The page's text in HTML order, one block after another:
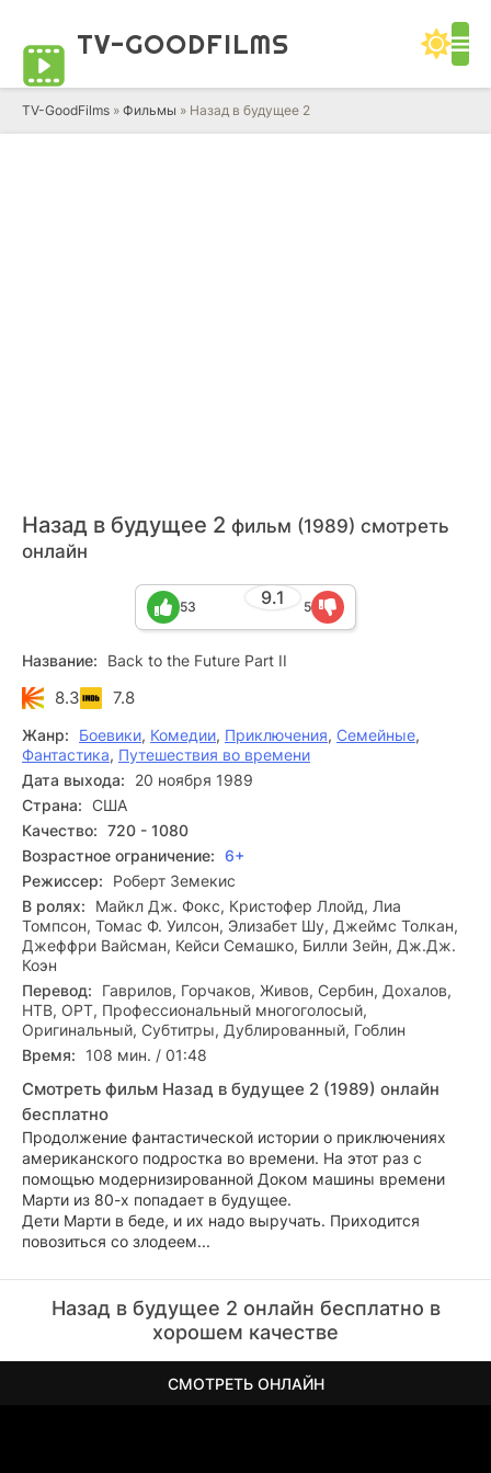
TV-GOODFILMS
TV-GoodFilms » Фильмы » Назад в будущее 2
Назад в будущее 2 фильм (1989) смотреть
онлайн
9.1
53 5
Название: Back to the Future Part II
8.3 7.8
Жанр: Боевики, Комедии, Приключения, Семейные,
Фантастика, Путешествия во времени
Дата выхода:
20 ноября 1989
Страна: США
Качество: 720 - 1080
Возрастное ограничение: 6+
Режиссер:
Роберт Земекис
В ролях:
Майкл Дж. Фокс, Кристофер Ллойд, Лиа
Томпсон, Томас Ф. Уилсон, Элизабет Шу, Джеймс Толкан,
Джеффри Вайсман, Кейси Семашко, Билли Зейн, Дж.Дж.
Коэн
Перевод:
Гаврилов, Горчаков, Живов, Сербин, Дохалов,
НТВ, ОРТ, Профессиональный многоголосый,
Оригинальный, Субтитры, Дублированный, Гоблин
Время:
108 мин. / 01:48
Смотреть фильм Назад в будущее 2 (1989) онлайн
бесплатно
Продолжение фантастической истории о приключениях
американского подростка во времени. На этот раз с
помощью модернизированной Доком машины времени
Марти из 80-х попадает в будущее.
Дети Марти в беде, и их надо выручать. Приходится
повозиться со злодеем...
Назад в будущее 2 онлайн бесплатно в
хорошем качестве
СМОТРЕТЬ ОНЛАЙН